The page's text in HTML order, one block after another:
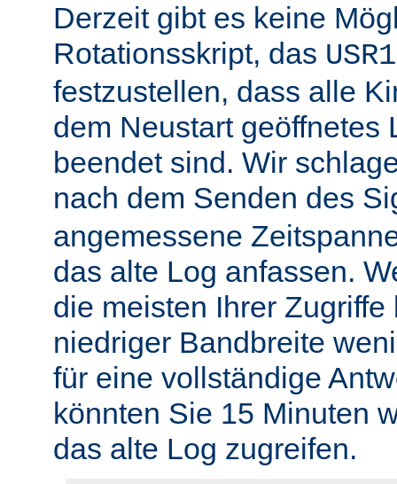
Derzeit gibt es keine
Rotationsskript, das USR1
festzustellen, dass alle
dem Neustart geöffnetes
beendet sind. Wir
nach dem Senden des
angemessene
das alte Log anfassen.
die meisten Ihrer
niedriger Bandbreite
für eine vollständige
könnten Sie 15 Minuten
das alte Log zugreifen.